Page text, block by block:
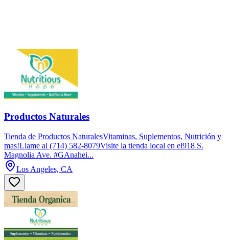
Productos Naturales
Tienda de Productos NaturalesVitaminas, Suplementos, Nutrición y
mas!Llame al (714) 582-8079Visite la tienda local en el918 S.
Magnolia Ave. #GAnahei...
Los Angeles, CA